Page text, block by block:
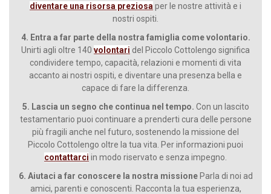
diventare una risorsa preziosa per le nostre attività e i
nostri ospiti.
4. Entra a far parte della nostra famiglia come volontario.
Unirti agli oltre 140 volontari del Piccolo Cottolengo significa
condividere tempo, capacità, relazioni e momenti di vita
accanto ai nostri ospiti, e diventare una presenza bella e
capace di fare la differenza.
5. Lascia un segno che continua nel tempo. Con un lascito
testamentario puoi continuare a prenderti cura delle persone
più fragili anche nel futuro, sostenendo la missione del
Piccolo Cottolengo oltre la tua vita. Per informazioni puoi
contattarci in modo riservato e senza impegno.
6. Aiutaci a far conoscere la nostra missioneParla di noi ad
amici, parenti e conoscenti. Racconta la tua esperienza,